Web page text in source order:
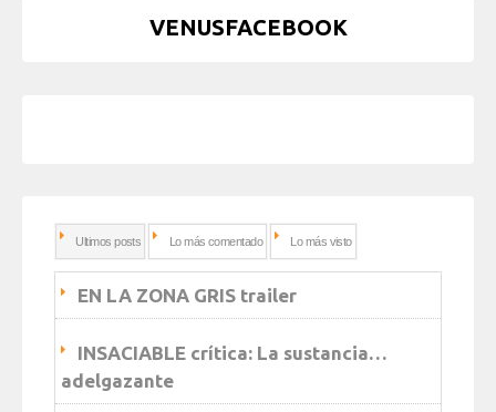
VENUSFACEBOOK
Ultimos posts Lo más comentado Lo más visto
EN LA ZONA GRIS trailer
INSACIABLE crítica: La sustancia…
adelgazante